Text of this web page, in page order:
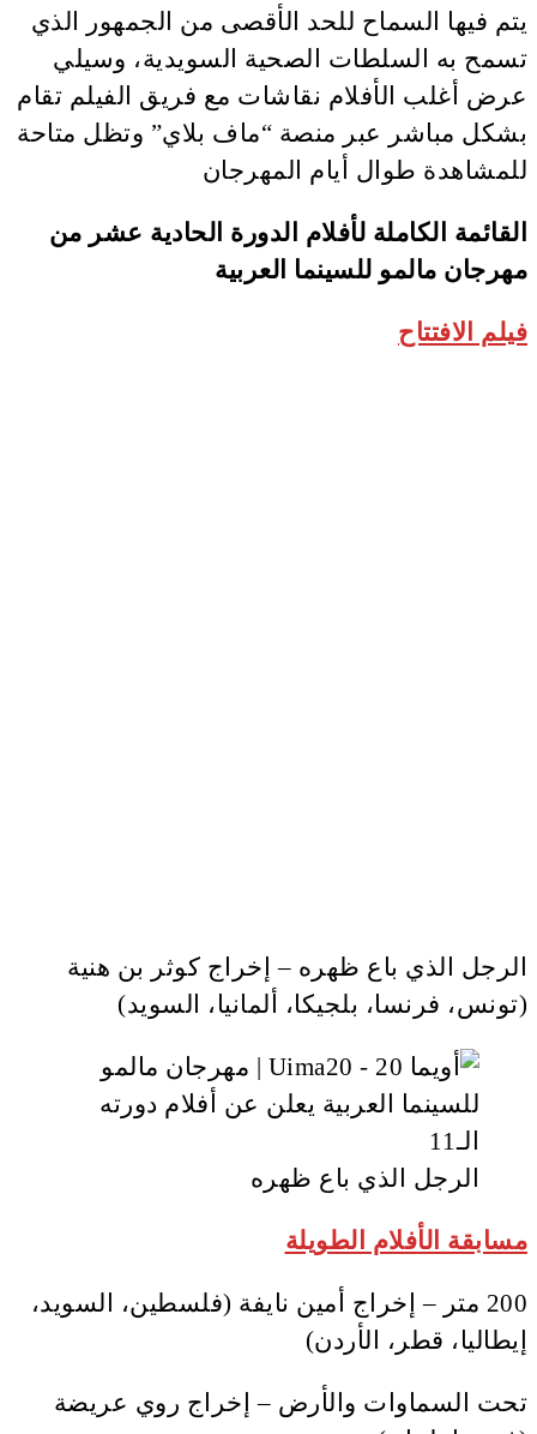
يتم فيها السماح للحد الأقصى من الجمهور الذي
تسمح به السلطات الصحية السويدية، وسيلي
عرض أغلب الأفلام نقاشات مع فريق الفيلم تقام
بشكل مباشر عبر منصة “ماف بلاي” وتظل متاحة
للمشاهدة طوال أيام المهرجان
القائمة الكاملة لأفلام الدورة الحادية عشر من
مهرجان مالمو للسينما العربية
فيلم الافتتاح
الرجل الذي باع ظهره – إخراج كوثر بن هنية
(تونس، فرنسا، بلجيكا، ألمانيا، السويد)
الرجل الذي باع ظهره
مسابقة الأفلام الطويلة
200 متر – إخراج أمين نايفة (فلسطين، السويد،
إيطاليا، قطر، الأردن)
تحت السماوات والأرض – إخراج روي عريضة